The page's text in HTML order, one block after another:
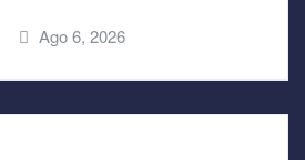
Ago 6, 2026